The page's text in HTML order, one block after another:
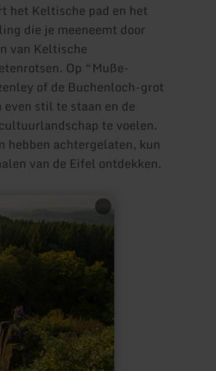
het Keltische pad en het
die je meeneemt door
van Keltische
Op “Muße-
of de Buchenloch-grot
stil te staan en de
te voelen.
hebben achtergelaten, kun
van de Eifel ontdekken.